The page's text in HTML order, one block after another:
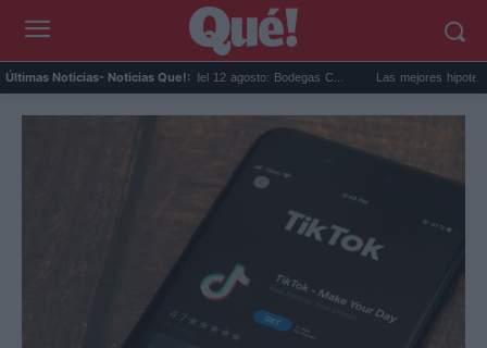
Últimas Noticias- Noticias Que!:
Eclipse solar en Cariñena del 12 agosto: Bodegas C... Las mejores hipotecas de